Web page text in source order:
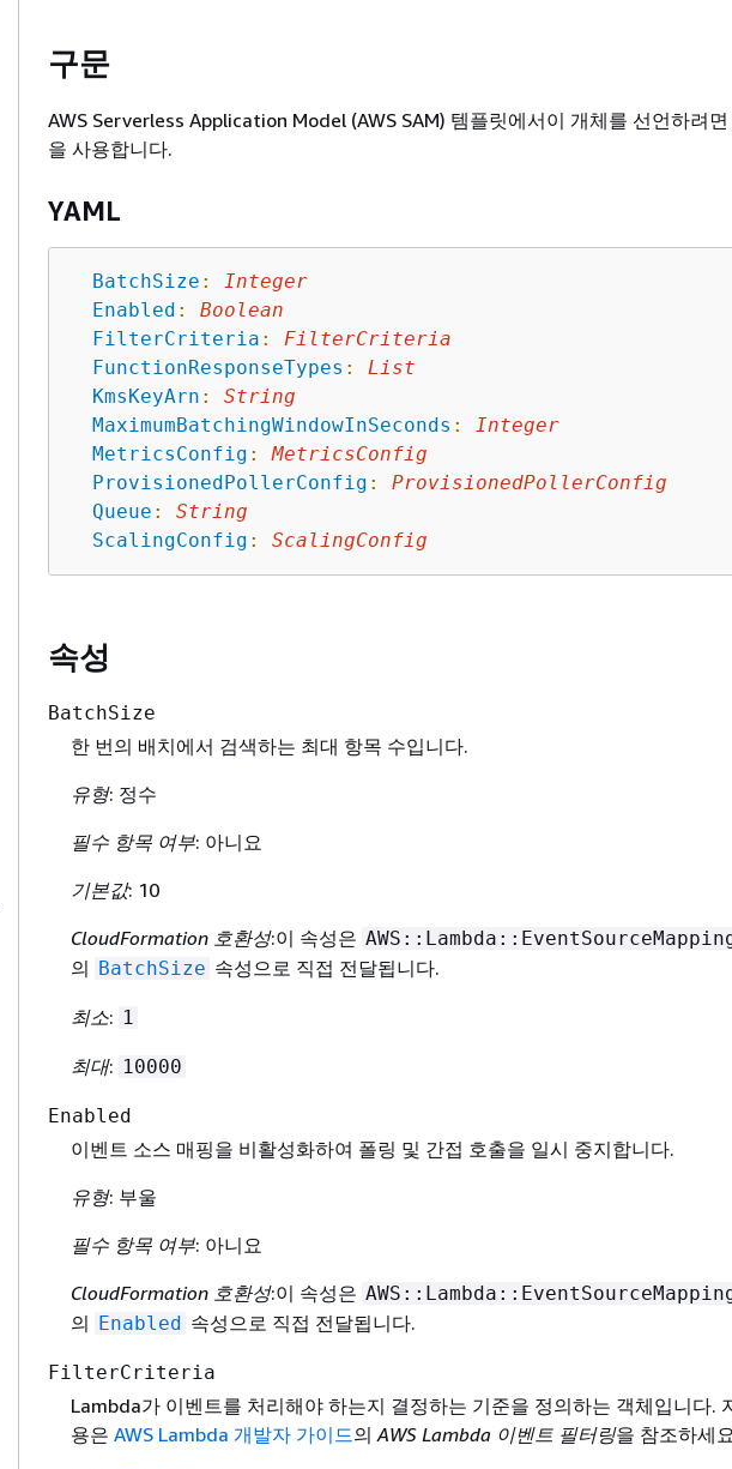
구문
AWS Serverless Application Model (AWS SAM) 템플릿에서이 개체를 선언하려
을 사용합니다.
YAML
BatchSize :
Integer
Enabled :
Boolean
FilterCriteria :
FilterCriteria
FunctionResponseTypes :
List
KmsKeyArn :
String
MaximumBatchingWindowInSeconds :
Integer
MetricsConfig :
MetricsConfig
ProvisionedPollerConfig :
ProvisionedPollerConfig
Queue :
String
ScalingConfig : ScalingConfig
속성
BatchSize
한 번의 배치에서 검색하는 최대 항목 수입니다.
유형: 정수
필수 항목 여부: 아니요
기본값: 10
CloudFormation 호환성:이 속성은
의 BatchSize 속성으로 직접 전달됩니다.
최소: 1
최대: 10000
Enabled
이벤트 소스 매핑을 비활성화하여 폴링 및 간접 호출을 일시 중지합니다.
유형: 부울
필수 항목 여부: 아니요
CloudFormation 호환성:이 속성은
의
Enabled 속성으로 직접 전달됩니다.
FilterCriteria
Lambda가 이벤트를 처리해야 하는지 결정하는 기준을 정의하는 객체입니다.
용은 AWS Lambda 개발자 가이드의AWS Lambda 이벤트 필터링을 참조하세